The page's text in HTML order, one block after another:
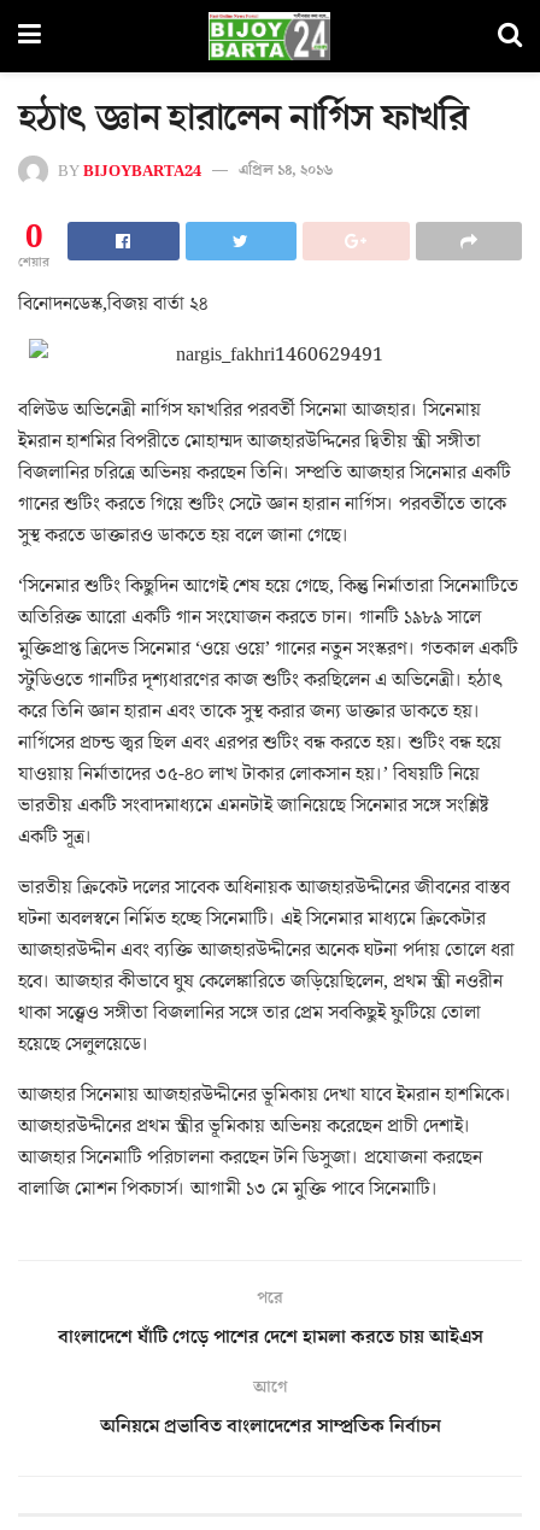
হঠাৎ জ্ঞান হারালেন নার্গিস ফাখরি
BYBIJOYBARTA24 এপ্রিল ১৪, ২০১৬
0
শেয়ার
বিনোদনডেস্ক,বিজয় বার্তা ২৪
বলিউড অভিনেত্রী নার্গিস ফাখরির পরবর্তী সিনেমা আজহার। সিনেমায়
ইমরান হাশমির বিপরীতে মোহাম্মদ আজহারউদ্দিনের দ্বিতীয় স্ত্রী সঙ্গীতা
বিজলানির চরিত্রে অভিনয় করছেন তিনি। সম্প্রতি আজহার সিনেমার একটি
গানের শুটিং করতে গিয়ে শুটিং সেটে জ্ঞান হারান নার্গিস। পরবর্তীতে তাকে
সুস্থ করতে ডাক্তারও ডাকতে হয় বলে জানা গেছে।
‘সিনেমার শুটিং কিছুদিন আগেই শেষ হয়ে গেছে, কিন্তু নির্মাতারা সিনেমাটিতে
অতিরিক্ত আরো একটি গান সংযোজন করতে চান। গানটি ১৯৮৯ সালে
মুক্তিপ্রাপ্ত ত্রিদেভ সিনেমার ‘ওয়ে ওয়ে’ গানের নতুন সংস্করণ। গতকাল একটি
স্টুডিওতে গানটির দৃশ্যধারণের কাজ শুটিং করছিলেন এ অভিনেত্রী। হঠাৎ
করে তিনি জ্ঞান হারান এবং তাকে সুস্থ করার জন্য ডাক্তার ডাকতে হয়।
নার্গিসের প্রচন্ড জ্বর ছিল এবং এরপর শুটিং বন্ধ করতে হয়। শুটিং বন্ধ হয়ে
যাওয়ায় নির্মাতাদের ৩৫-৪০ লাখ টাকার লোকসান হয়।’ বিষয়টি নিয়ে
ভারতীয় একটি সংবাদমাধ্যমে এমনটাই জানিয়েছে সিনেমার সঙ্গে সংশ্লিষ্ট
একটি সূত্র।
ভারতীয় ক্রিকেট দলের সাবেক অধিনায়ক আজহারউদ্দীনের জীবনের বাস্তব
ঘটনা অবলস্বনে নির্মিত হচ্ছে সিনেমাটি। এই সিনেমার মাধ্যমে ক্রিকেটার
আজহারউদ্দীন এবং ব্যক্তি আজহারউদ্দীনের অনেক ঘটনা পর্দায় তোলে ধরা
হবে। আজহার কীভাবে ঘুষ কেলেঙ্কারিতে জড়িয়েছিলেন, প্রথম স্ত্রী নওরীন
থাকা সত্ত্বেও সঙ্গীতা বিজলানির সঙ্গে তার প্রেম সবকিছুই ফুটিয়ে তোলা
হয়েছে সেলুলয়েডে।
আজহার সিনেমায় আজহারউদ্দীনের ভূমিকায় দেখা যাবে ইমরান হাশমিকে।
আজহারউদ্দীনের প্রথম স্ত্রীর ভূমিকায় অভিনয় করেছেন প্রাচী দেশাই।
আজহার সিনেমাটি পরিচালনা করছেন টনি ডিসুজা। প্রযোজনা করছেন
বালাজি মোশন পিকচার্স। আগামী ১৩ মে মুক্তি পাবে সিনেমাটি।
পরে
বাংলাদেশে ঘাঁটি গেড়ে পাশের দেশে হামলা করতে চায় আইএস
আগে
অনিয়মে প্রভাবিত বাংলাদেশের সাম্প্রতিক নির্বাচন